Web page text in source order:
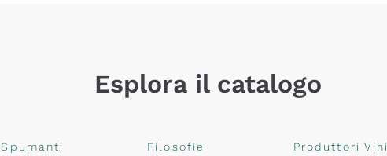
Esplora il catalogo
Spumanti Filosofie Produttori Vini